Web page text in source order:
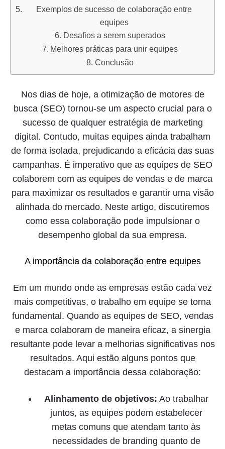
Exemplos de sucesso de colaboração entre
equipes
Desafios a serem superados
Melhores práticas para unir equipes
Conclusão
Nos dias de hoje, a otimização de motores de
busca (SEO) tornou-se um aspecto crucial para o
sucesso de qualquer estratégia de marketing
digital. Contudo, muitas equipes ainda trabalham
de forma isolada, prejudicando a eficácia das suas
campanhas. É imperativo que as equipes de SEO
colaborem com as equipes de vendas e de marca
para maximizar os resultados e garantir uma visão
alinhada do mercado. Neste artigo, discutiremos
como essa colaboração pode impulsionar o
desempenho global da sua empresa.
A importância da colaboração entre equipes
Em um mundo onde as empresas estão cada vez
mais competitivas, o trabalho em equipe se torna
fundamental. Quando as equipes de SEO, vendas
e marca colaboram de maneira eficaz, a sinergia
resultante pode levar a melhorias significativas nos
resultados. Aqui estão alguns pontos que
destacam a importância dessa colaboração:
Alinhamento de objetivos: Ao trabalhar
juntos, as equipes podem estabelecer
metas comuns que atendam tanto às
necessidades de branding quanto de